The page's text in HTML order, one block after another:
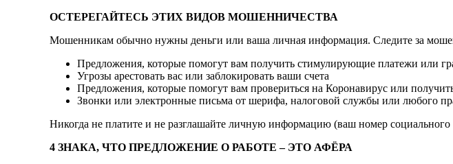
ОСТЕРЕГАЙТЕСЬ ЭТИХ ВИДОВ МОШЕННИЧЕСТВА
Мошенникам обычно нужны деньги или ваша личная информация. Следите за
Предложения, которые помогут вам получить стимулирующие платежи или
Угрозы арестовать вас или заблокировать ваши счета
Предложения, которые помогут вам провериться на Коронавирус или
Звонки или электронные письма от шерифа, налоговой службы или любого
Никогда не платите и не разглашайте личную информацию (ваш номер социального
4 ЗНАКА, ЧТО ПРЕДЛОЖЕНИЕ О РАБОТЕ – ЭТО АФЁРА